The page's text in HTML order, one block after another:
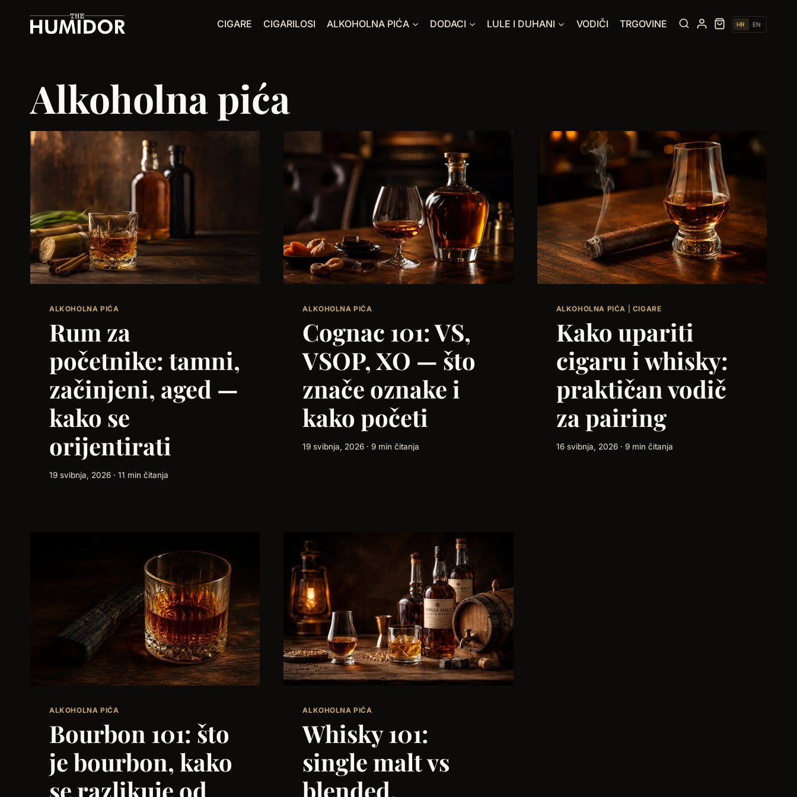
CIGARE CIGARILOSI ALKOHOLNA PIĆA DODACI LULE I DUHANI VODIČI TRGOVINE HR EN
Alkoholna pića
ALKOHOLNA PIĆA
Rum za
početnike: tamni,
začinjeni, aged —
kako se
orijentirati
19 svibnja, 2026 · 11 min čitanja
ALKOHOLNA PIĆA
Cognac 101: VS,
VSOP, XO — što
znače oznake i
kako početi
19 svibnja, 2026 · 9 min čitanja
ALKOHOLNA PIĆA CIGARE
Kako upariti
cigaru i whisky:
praktičan vodič
za pairing
16 svibnja, 2026 · 9 min čitanja
ALKOHOLNA PIĆA
Bourbon 101: što
je bourbon, kako
se razlikuje od
ALKOHOLNA PIĆA
Whisky 101:
single malt vs
blended,